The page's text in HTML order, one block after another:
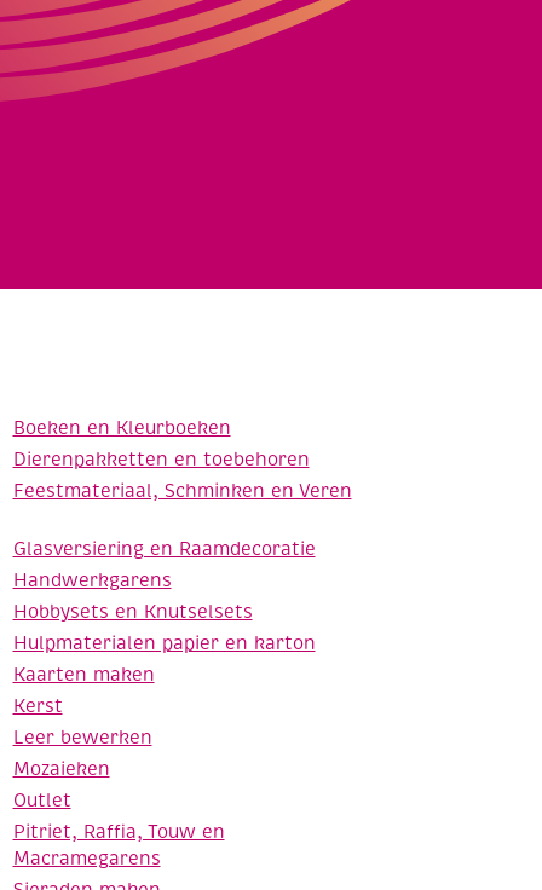
Boeken en Kleurboeken
Dierenpakketten en toebehoren
Feestmateriaal, Schminken en Veren
Glasversiering en Raamdecoratie
Handwerkgarens
Hobbysets en Knutselsets
Hulpmaterialen papier en karton
Kaarten maken
Kerst
Leer bewerken
Mozaieken
Outlet
Pitriet, Raffia, Touw en
Macramegarens